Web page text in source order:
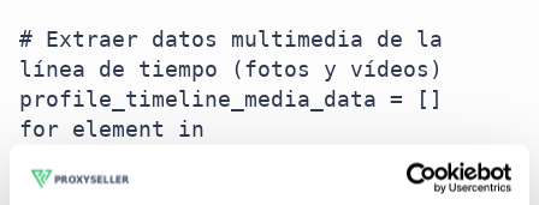
# Extraer datos multimedia de la
línea de tiempo (fotos y vídeos)
profile_timeline_media_data = []
for element in
response_json.data.user.edge_owner_to
_timeline_media.edges: